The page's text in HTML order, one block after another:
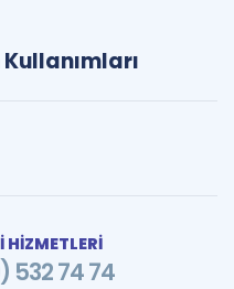
HİZMETLERİ
532 74 74